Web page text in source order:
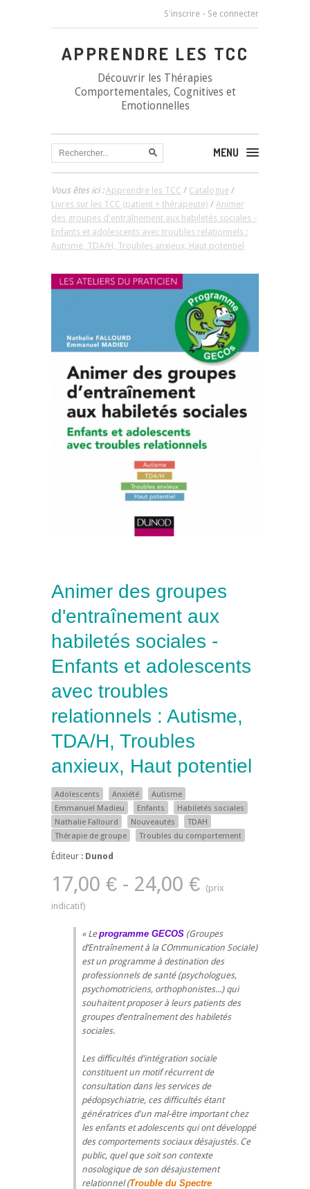
S'inscrire - Se connecter
APPRENDRE LES TCC
Découvrir les Thérapies
Comportementales, Cognitives et
Emotionnelles
MENU
Vous êtes ici :Apprendre les TCC / Catalogue /
Livres sur les TCC (patient + thérapeute) / Animer
des groupes d'entraînement aux habiletés sociales -
Enfants et adolescents avec troubles relationnels :
Autisme, TDA/H, Troubles anxieux, Haut potentiel
Animer des groupes
d'entraînement aux
habiletés sociales -
Enfants et adolescents
avec troubles
relationnels : Autisme,
TDA/H, Troubles
anxieux, Haut potentiel
Adolescents Anxiété
Autisme
Emmanuel Madieu
Enfants
Habiletés sociales
Nathalie Fallourd
Nouveautés
TDAH
Thérapie de groupe
Troubles du comportement
Éditeur : Dunod
17,00 € - 24,00 €
Leprogramme GECOS (Groupes
d’Entraînement à la COmmunication Sociale)
est un programme à destination des
professionnels de santé (psychologues,
psychomotriciens, orthophonistes...) qui
souhaitent proposer à leurs patients des
groupes d’entraînement des habiletés
sociales.
Les difficultés d'intégration sociale
constituent un motif récurrent de
consultation dans les services de
pédopsychiatrie, ces difficultés étant
génératrices d'un mal-être important chez
les enfants et adolescents qui ont développé
des comportements sociaux désajustés. Ce
public, quel que soit son contexte
nosologique de son désajustement
relationnel (Trouble du Spectre